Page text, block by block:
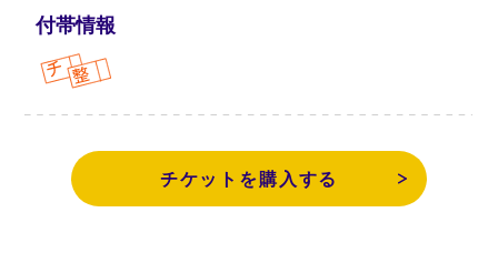
付帯情報
チケットを購入する